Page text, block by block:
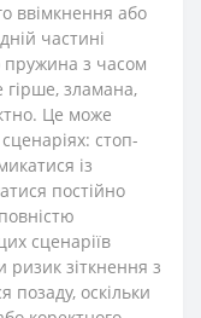
ввімкнення або
частині
пружина з часом
зламана,
Це може
стоп-
із
постійно
сценаріїв
ризик зіткнення з
оскільки